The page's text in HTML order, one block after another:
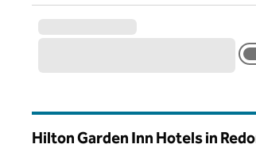
Hilton Garden Inn Hotels in